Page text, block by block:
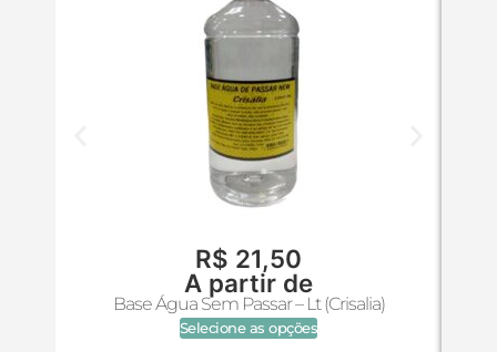
A partir de
R$ 21,50
Base Água Sem Passar – Lt (Crisalia)
Selecione as opções